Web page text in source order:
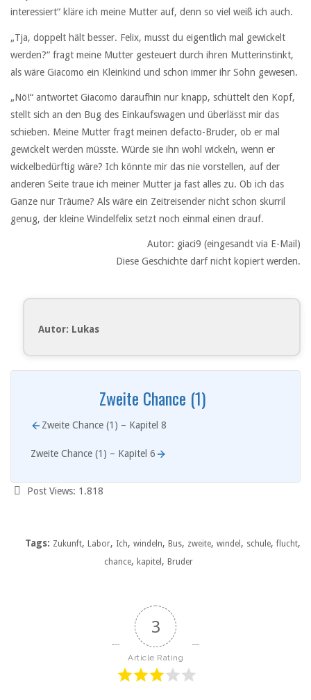
interessiert“ kläre ich meine Mutter auf, denn so viel weiß ich auch.
„Tja, doppelt hält besser. Felix, musst du eigentlich mal gewickelt
werden?“ fragt meine Mutter gesteuert durch ihren Mutterinstinkt,
als wäre Giacomo ein Kleinkind und schon immer ihr Sohn gewesen.
„Nö!“ antwortet Giacomo daraufhin nur knapp, schüttelt den Kopf,
stellt sich an den Bug des Einkaufswagen und überlässt mir das
schieben. Meine Mutter fragt meinen defacto-Bruder, ob er mal
gewickelt werden müsste. Würde sie ihn wohl wickeln, wenn er
wickelbedürftig wäre? Ich könnte mir das nie vorstellen, auf der
anderen Seite traue ich meiner Mutter ja fast alles zu. Ob ich das
Ganze nur Träume? Als wäre ein Zeitreisender nicht schon skurril
genug, der kleine Windelfelix setzt noch einmal einen drauf.
Autor: giaci9 (eingesandt via E-Mail)
Diese Geschichte darf nicht kopiert werden.
Autor: Lukas
Zweite Chance (1)
Zweite Chance (1) – Kapitel 8
Zweite Chance (1) – Kapitel 6
Post Views: 1.818
Tags: Zukunft, Labor, Ich, windeln, Bus, zweite, windel , schule,flucht,
chance, kapitel , Bruder
3
Article Rating